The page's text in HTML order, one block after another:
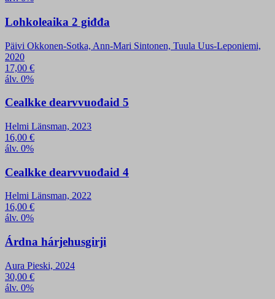
Lohkoleaika 2 giđđa
Päivi Okkonen-Sotka, Ann-Mari Sintonen, Tuula Uus-Leponiemi,
2020
17,00 €
álv. 0%
Cealkke dearvvuođaid 5
Helmi Länsman, 2023
16,00 €
álv. 0%
Cealkke dearvvuođaid 4
Helmi Länsman, 2022
16,00 €
álv. 0%
Árdna hárjehusgirji
Aura Pieski, 2024
30,00 €
álv. 0%